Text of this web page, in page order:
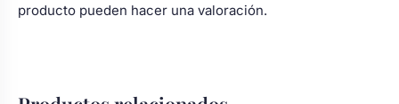
producto pueden hacer una valoración.